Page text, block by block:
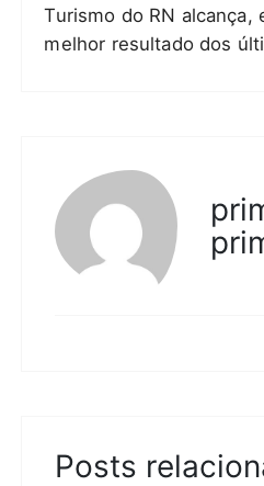
Turismo do RN alcança,
melhor resultado dos
Posts